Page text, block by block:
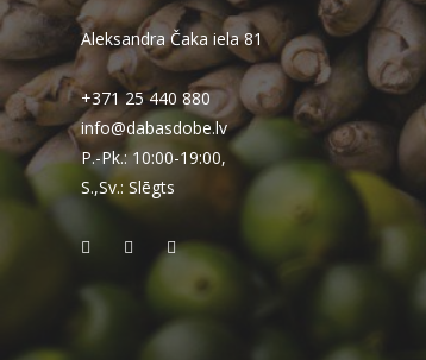
Aleksandra Čaka iela 81
+371 25 440 880
info@dabasdobe.lv
P.-Pk.: 10:00-19:00,
S.,Sv.: Slēgts